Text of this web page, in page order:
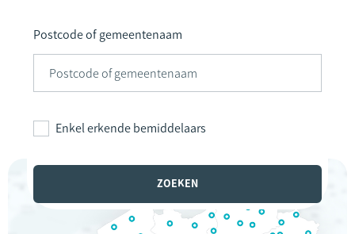
Postcode of gemeentenaam
Enkel erkende bemiddelaars